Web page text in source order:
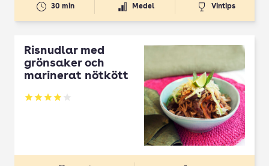
30 min Medel Vintips
Risnudlar med
grönsaker och
marinerat nötkött
Betyg: 3.88 av 5